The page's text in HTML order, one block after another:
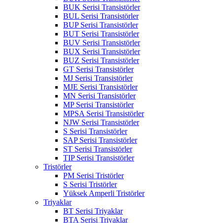
BUK Serisi Transistörler
BUL Serisi Transistörler
BUP Serisi Transistörler
BUT Serisi Transistörler
BUV Serisi Transistörler
BUX Serisi Transistörler
BUZ Serisi Transistörler
GT Serisi Transistörler
MJ Serisi Transistörler
MJE Serisi Transistörler
MN Serisi Transistörler
MP Serisi Transistörler
MPSA Serisi Transistörler
NJW Serisi Transistörler
S Serisi Transistörler
SAP Serisi Transistörler
ST Serisi Transistörler
TIP Serisi Transistörler
Tristörler
PM Serisi Tristörler
S Serisi Tristörler
Yüksek Amperli Tristörler
Triyaklar
BT Serisi Triyaklar
BTA Serisi Triyaklar